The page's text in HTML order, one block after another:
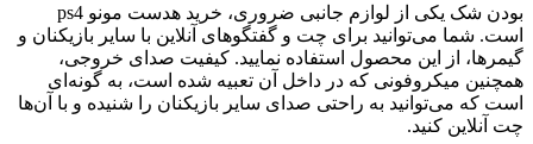
بودن شک یکی از لوازم جانبی ضروری، خرید هدست مونو ps4
است. شما می‌توانید برای چت و گفتگوهای آنلاین با سایر بازیکنان و
گیمرها، از این محصول استفاده نمایید. کیفیت صدای خروجی،
همچنین میکروفونی که در داخل آن تعبیه شده است، به گونه‌ای
است که می‌توانید به راحتی صدای سایر بازیکنان را شنیده و با آن‌ها
چت آنلاین کنید.